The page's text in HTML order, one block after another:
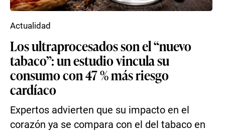
Los ultraprocesados son el “nuevo
tabaco”: un estudio vincula su
consumo con 47 % más riesgo
cardíaco
Expertos advierten que su impacto en el
corazón ya se compara con el del tabaco en
Actualidad